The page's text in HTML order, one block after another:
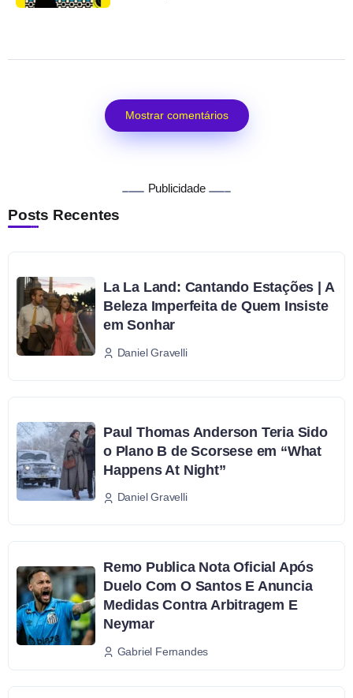
Mostrar comentários
Publicidade
Posts Recentes
La La Land: Cantando Estações | A
Beleza Imperfeita de Quem Insiste
em Sonhar
Daniel Gravelli
Paul Thomas Anderson Teria Sido
o Plano B de Scorsese em “What
Happens At Night”
Daniel Gravelli
Remo Publica Nota Oficial Após
Duelo Com O Santos E Anuncia
Medidas Contra Arbitragem E
Neymar
Gabriel Fernandes